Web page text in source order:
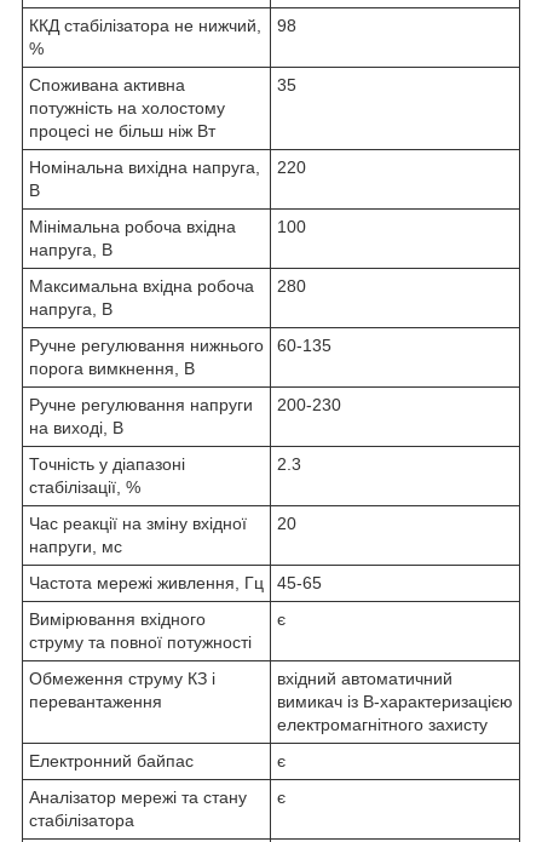
ККД стабілізатора не нижчий,
%
98
Споживана активна
потужність на холостому
процесі не більш ніж Вт
35
Номінальна вихідна напруга,
В
220
Мінімальна робоча вхідна
напруга, В
100
Максимальна вхідна робоча
напруга, В
280
Ручне регулювання нижнього
порога вимкнення, В
60-135
Ручне регулювання напруги
на виході, В
200-230
Точність у діапазоні
стабілізації, %
2.3
Час реакції на зміну вхідної
напруги, мс
20
Частота мережі живлення, Гц
45-65
Вимірювання вхідного
струму та повної потужності
є
Обмеження струму КЗ і
перевантаження
вхідний автоматичний
вимикач із B-характеризацією
електромагнітного захисту
Електронний байпас
є
Аналізатор мережі та стану
стабілізатора
є